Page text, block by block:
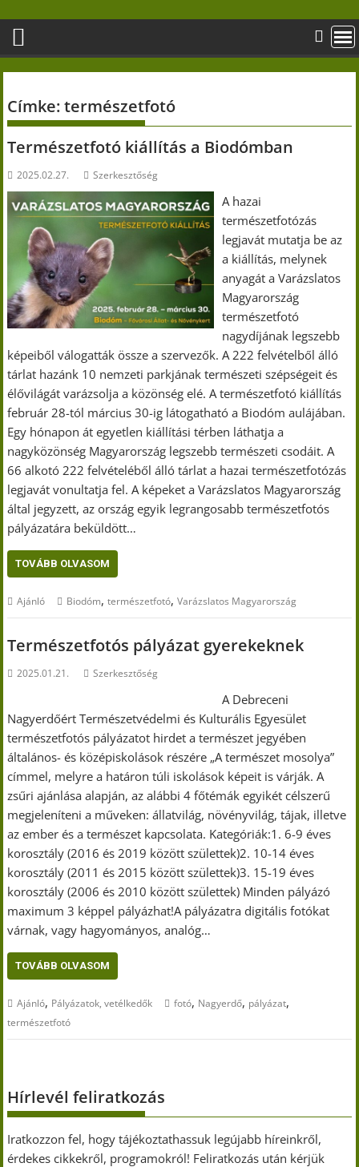
content
Címke:természetfotó
Természetfotó kiállítás a Biodómban
2025.02.27. Szerkesztőség
A hazai
természetfotózás
legjavát mutatja be az
a kiállítás, melynek
anyagát a Varázslatos
Magyarország
természetfotó
nagydíjának legszebb
képeiből válogatták össze a szervezők. A 222 felvételből álló
tárlat hazánk 10 nemzeti parkjának természeti szépségeit és
élővilágát varázsolja a közönség elé. A természetfotó kiállítás
február 28-tól március 30-ig látogatható a Biodóm aulájában.
Egy hónapon át egyetlen kiállítási térben láthatja a
nagyközönség Magyarország legszebb természeti csodáit. A
66 alkotó 222 felvételéből álló tárlat a hazai természetfotózás
legjavát vonultatja fel. A képeket a Varázslatos Magyarország
által jegyzett, az ország egyik legrangosabb természetfotós
pályázatára beküldött…
TOVÁBB OLVASOM
Ajánló Biodóm,természetfotó,Varázslatos Magyarország
Természetfotós pályázat gyerekeknek
2025.01.21. Szerkesztőség
A Debreceni
Nagyerdőért Természetvédelmi és Kulturális Egyesület
természetfotós pályázatot hirdet a természet jegyében
általános- és középiskolások részére „A természet mosolya”
címmel, melyre a határon túli iskolások képeit is várják. A
zsűri ajánlása alapján, az alábbi 4 főtémák egyikét célszerű
megjeleníteni a műveken: állatvilág, növényvilág, tájak, illetve
az ember és a természet kapcsolata. Kategóriák:1. 6-9 éves
korosztály (2016 és 2019 között születtek)2. 10-14 éves
korosztály (2011 és 2015 között születtek)3. 15-19 éves
korosztály (2006 és 2010 között születtek) Minden pályázó
maximum 3 képpel pályázhat!A pályázatra digitális fotókat
várnak, vagy hagyományos, analóg…
TOVÁBB OLVASOM
Ajánló, Pályázatok, vetélkedők fotó, Nagyerdő, pályázat,
természetfotó
Hírlevél feliratkozás
Iratkozzon fel, hogy tájékoztathassuk legújabb híreinkről,
érdekes cikkekről, programokról! Feliratkozás után kérjük